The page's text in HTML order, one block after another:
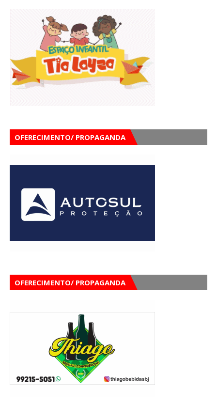
OFERECIMENTO/ PROPAGANDA
OFERECIMENTO/ PROPAGANDA